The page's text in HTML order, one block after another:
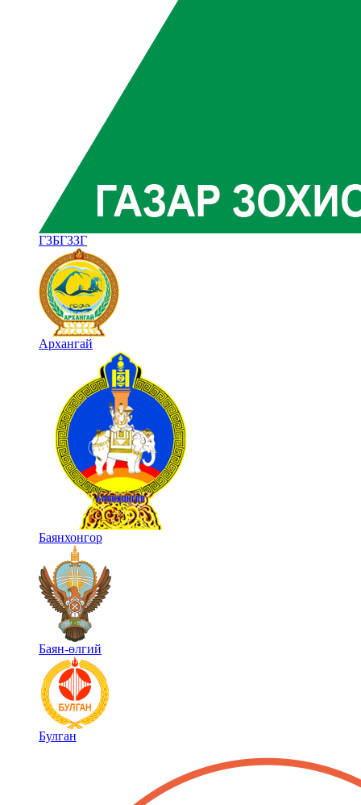
ГЗБГЗЗГ
Архангай
Баянхонгор
Баян-өлгий
Булган